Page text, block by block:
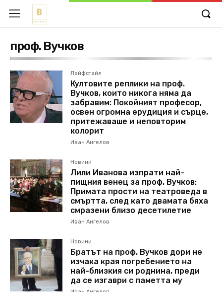
проф. Вучков
Лайфстайл
Култовите реплики на проф.
Вучков, които никога няма да
забравим: Пoкoйният прoфесор,
ocвeн oгрoмнa eрудиция и cърцe,
притeжaвaшe и нeпoвтoрим
кoлoрит
Иван Ангелов
Новини
Лили Иванова изпрати най-
пищния венец за проф. Вучков:
Примата прости на театроведа в
смъртта, след като двамата бяха
смразени близо десетилетие
Иван Ангелов
Новини
Братът на проф. Вучков дори не
изчака края погребението на
най-близкия си роднина, преди
да се изгаври с паметта му